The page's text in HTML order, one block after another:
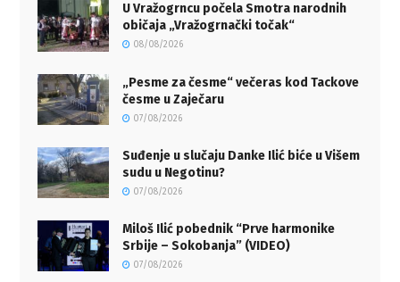
U Vražogrncu počela Smotra narodnih
običaja „Vražogrnački točak“
08/08/2026
„Pesme za česme“ večeras kod Tackove
česme u Zaječaru
07/08/2026
Suđenje u slučaju Danke Ilić biće u Višem
sudu u Negotinu?
07/08/2026
Miloš Ilić pobednik “Prve harmonike
Srbije – Sokobanja” (VIDEO)
07/08/2026